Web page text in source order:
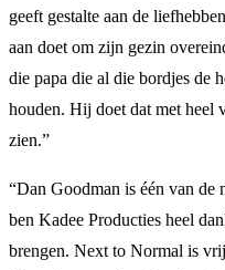
geeft gestalte aan de
aan doet om zijn gezin
die papa die al die bordjes de
houden. Hij doet dat met heel
zien.”
“Dan Goodman is één van de
ben Kadee Producties heel
brengen. Next to Normal is